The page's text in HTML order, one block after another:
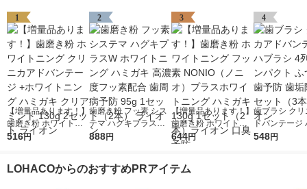
1
【増量品あります！】
歯磨き粉 ホワイトニ
ング クリニカアドバ
ミント 130g 2セット
516円
2
歯磨き粉 フッ素 シス
テマ ハグキプラスW
ホワイトニング ハミ
セット（2本） ライオ
888円
3
【増量品あります！】
歯磨き粉 ホワイトニ
ング フッ素 NONIO
130g 1セット（2本）
644円
4
歯ブラシ クリ
ドバンテージ
シ 4列 超コン
548円
LOHACOからのおすすめPRアイテム